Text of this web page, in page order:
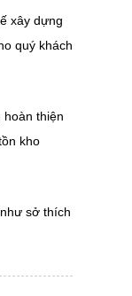
thiết kế
công
quá kiểu
thiên
yêu
xây dựng
quý khách
hoàn thiện
kho
sở thích